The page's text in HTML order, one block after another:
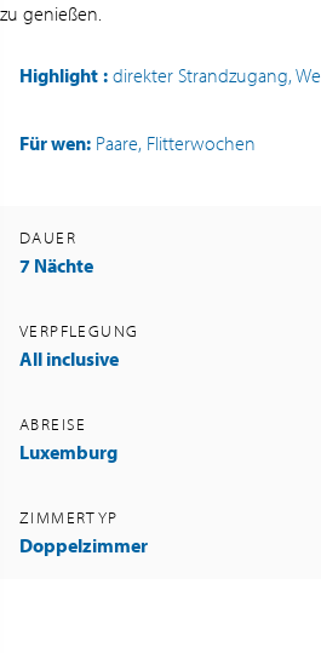
zu genießen.
Highlight : direkter Strandzugang,
Für wen: Paare, Flitterwochen
DAUER
7 Nächte
VERPFLEGUNG
All inclusive
ABREISE
Luxemburg
ZIMMERTYP
Doppelzimmer